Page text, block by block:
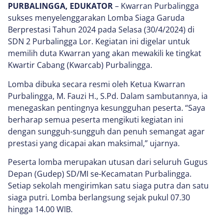
PURBALINGGA, EDUKATOR– Kwarran Purbalingga
sukses menyelenggarakan Lomba Siaga Garuda
Berprestasi Tahun 2024 pada Selasa (30/4/2024) di
SDN 2 Purbalingga Lor. Kegiatan ini digelar untuk
memilih duta Kwarran yang akan mewakili ke tingkat
Kwartir Cabang (Kwarcab) Purbalingga.
Lomba dibuka secara resmi oleh Ketua Kwarran
Purbalingga, M. Fauzi H., S.Pd. Dalam sambutannya, ia
menegaskan pentingnya kesungguhan peserta. “Saya
berharap semua peserta mengikuti kegiatan ini
dengan sungguh-sungguh dan penuh semangat agar
prestasi yang dicapai akan maksimal,” ujarnya.
Peserta lomba merupakan utusan dari seluruh Gugus
Depan (Gudep) SD/MI se-Kecamatan Purbalingga.
Setiap sekolah mengirimkan satu siaga putra dan satu
siaga putri. Lomba berlangsung sejak pukul 07.30
hingga 14.00 WIB.